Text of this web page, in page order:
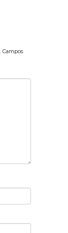
Campos